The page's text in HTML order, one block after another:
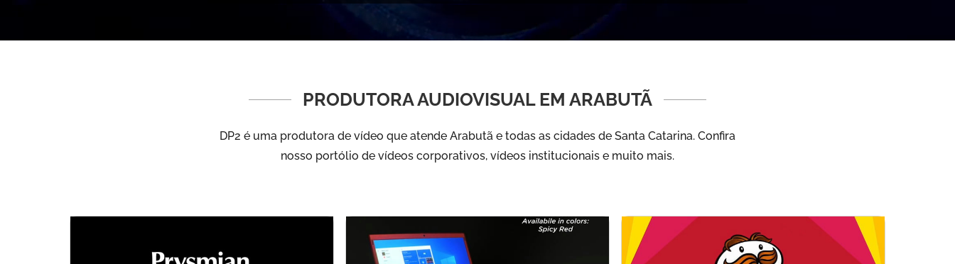
PRODUTORA AUDIOVISUAL EM ARABUTÃ
DP2 é uma produtora de vídeo que atende Arabutã e todas as cidades de Santa Catarina. Confira
nosso portólio de vídeos corporativos, vídeos institucionais e muito mais.